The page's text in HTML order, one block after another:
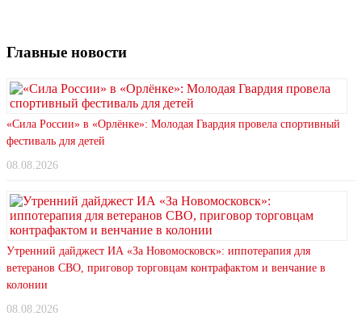
Главные новости
«Сила России» в «Орлёнке»: Молодая Гвардия провела спортивный
фестиваль для детей
08.08.2026
Утренний дайджест ИА «За Новомосковск»: иппотерапия для
ветеранов СВО, приговор торговцам контрафактом и венчание в
колонии
08.08.2026